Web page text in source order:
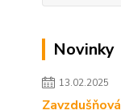
Novinky
13.02.2025